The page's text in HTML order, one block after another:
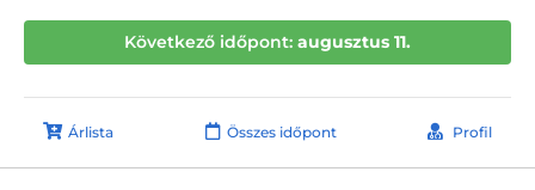
Következő időpont: augusztus 11.
Árlista Összes időpont Profil